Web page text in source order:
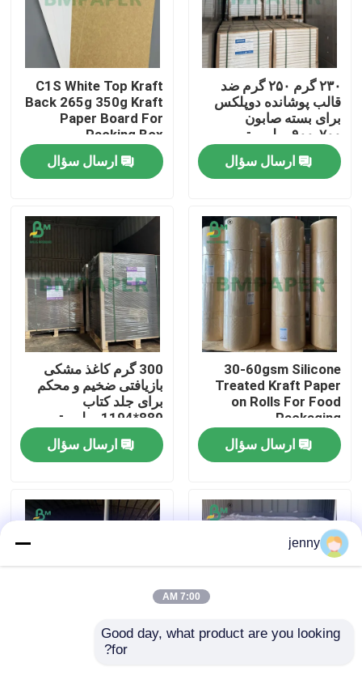
خانه
محصولات
دربارهی ما
کارخانه تور
کنترل کیفیت
اخبار
۲۳۰ گرم ۲۵۰ گرم ضد
قالب پوشانده دوپلکس
برای بسته صابون
۷۰۰-۹۰۰ میلی متر
ارسال سؤال
C1S White Top Kraft
Back 265g 350g Kraft
Paper Board For
Packing Box
ارسال سؤال
30-60gsm Silicone
Treated Kraft Paper
on Rolls For Food
Packaging
ارسال سؤال
300 گرم کاغذ مشکی
بازیافتی ضخیم و محکم
برای جلد کتاب
889*1194 میلی‌متر
ارسال سؤال
۳۵۰ گرمی کاغذ دوپلیکس
jenny
7:00 AM
Good day, what product are you looking
for?